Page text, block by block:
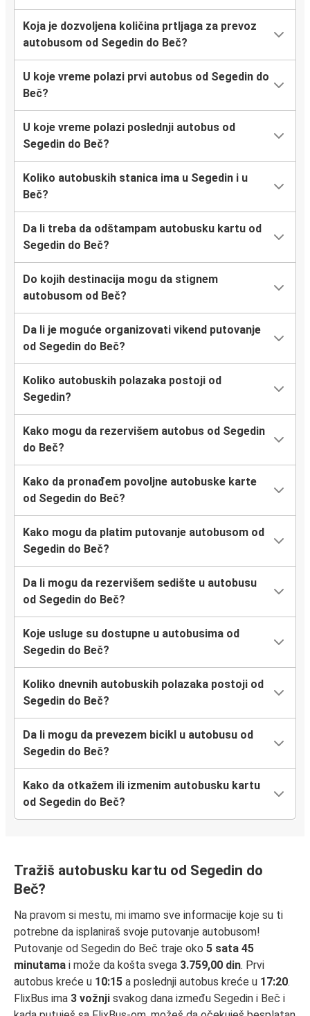
Koja je dozvoljena količina prtljaga za prevoz
autobusom od Segedin do Beč?
U koje vreme polazi prvi autobus od Segedin do
Beč?
U koje vreme polazi poslednji autobus od
Segedin do Beč?
Koliko autobuskih stanica ima u Segedin i u
Beč?
Da li treba da odštampam autobusku kartu od
Segedin do Beč?
Do kojih destinacija mogu da stignem
autobusom od Beč?
Da li je moguće organizovati vikend putovanje
od Segedin do Beč?
Koliko autobuskih polazaka postoji od
Segedin?
Kako mogu da rezervišem autobus od Segedin
do Beč?
Kako da pronađem povoljne autobuske karte
od Segedin do Beč?
Kako mogu da platim putovanje autobusom od
Segedin do Beč?
Da li mogu da rezervišem sedište u autobusu
od Segedin do Beč?
Koje usluge su dostupne u autobusima od
Segedin do Beč?
Koliko dnevnih autobuskih polazaka postoji od
Segedin do Beč?
Da li mogu da prevezem bicikl u autobusu od
Segedin do Beč?
Kako da otkažem ili izmenim autobusku kartu
od Segedin do Beč?
Tražiš autobusku kartu od Segedin do
Beč?
Na pravom si mestu, mi imamo sve informacije koje su ti
potrebne da isplaniraš svoje putovanje autobusom!
Putovanje od Segedin do Beč traje oko 5 sata 45
minutama i može da košta svega 3.759,00 din. Prvi
autobus kreće u 10:15 a poslednji autobus kreće u 17:20.
FlixBus ima 3 vožnji svakog dana između Segedin i Beč i